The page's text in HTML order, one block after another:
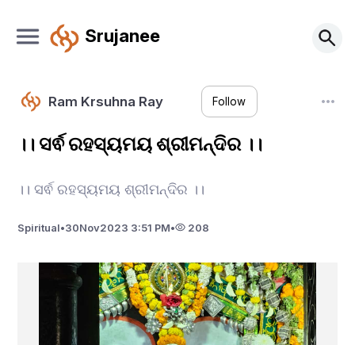
Srujanee
Ram Krsuhna Ray Follow
।। ସର୍ଵ ରହସ୍ୟମୟ ଶ୍ରୀମନ୍ଦିର ।।
।। ସର୍ଵ ରହସ୍ୟମୟ ଶ୍ରୀମନ୍ଦିର ।।
Spiritual•30Nov2023 3:51 PM• 208